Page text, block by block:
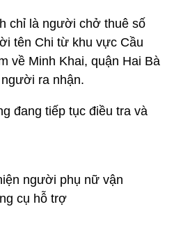
chỉ là người chở thuê số
tên Chi từ khu vực Cầu
về Minh Khai, quận Hai Bà
ra nhận.
đang tiếp tục điều tra và
người phụ nữ vận
cụ hỗ trợ